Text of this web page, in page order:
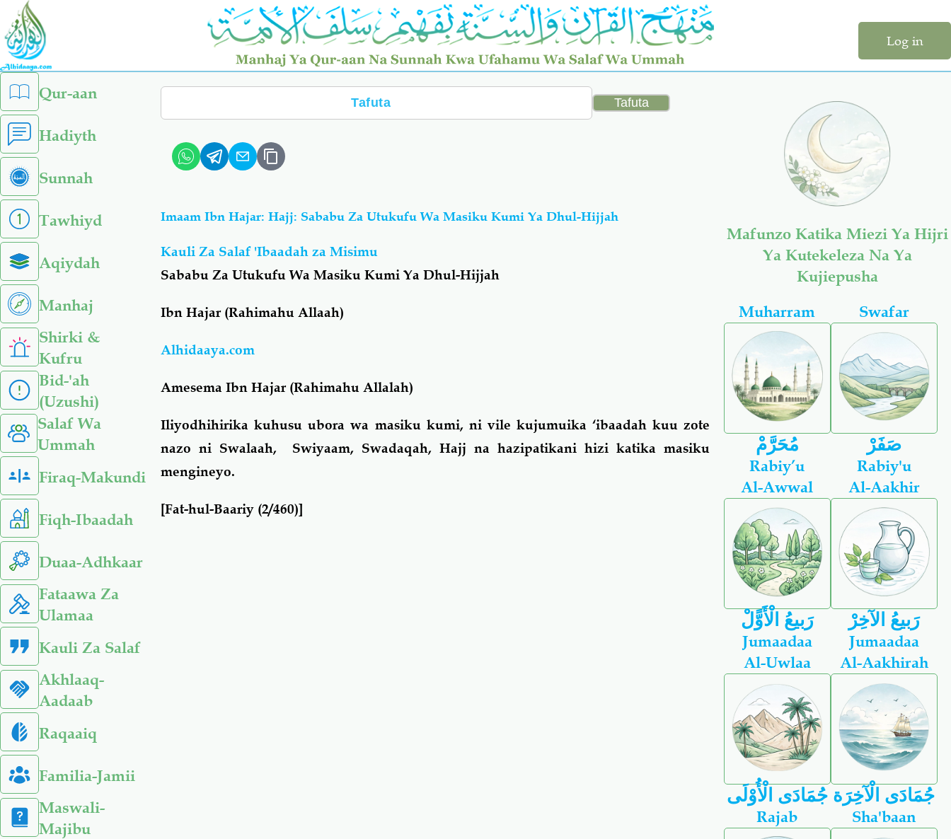
Skip
main
content
Log in
left
sidebar
menu
Qur-aan
Hadiyth
Sunnah
Tawhiyd
Aqiydah
Manhaj
Shirki &
Kufru
Bid-'ah
(Uzushi)
Salaf Wa
Ummah
Firaq-Makundi
Fiqh-Ibaadah
Duaa-Adhkaar
Fataawa Za
Ulamaa
Kauli Za Salaf
Akhlaaq-
Aadaab
Raqaaiq
Familia-Jamii
Maswali-
Majibu
Search
Imaam Ibn Hajar: Hajj: Sababu Za Utukufu Wa Masiku Kumi Ya Dhul-Hijjah
Kauli Za Salaf 'Ibaadah za Misimu
Sababu Za Utukufu Wa Masiku Kumi Ya Dhul-Hijjah
Ibn Hajar (Rahimahu Allaah)
Alhidaaya.com
Amesema Ibn Hajar (Rahimahu Allalah)
Iliyodhihirika kuhusu ubora wa masiku kumi, ni vile kujumuika ‘ibaadah kuu zote
nazo ni Swalaah, Swiyaam, Swadaqah, Hajj na hazipatikani hizi katika masiku
mengineyo.
[Fat-hul-Baariy (2/460)]
Mafunzo Katika Miezi Ya Hijri
Ya Kutekeleza Na Ya
Kujiepusha
Muharram
مُحَرَّمْ
Swafar
صَفَرْ
Rabiy’u
Al-Awwal
رَبيعُ الْأَوًّلْ
Rabiy'u
Al-Aakhir
رَبيعُ الآخِرْ
Jumaadaa
Al-Uwlaa
جُمَادَى الْأُوْلَى
Jumaadaa
Al-Aakhirah
جُمَادَى الْآخِرَة
Rajab Sha'baan